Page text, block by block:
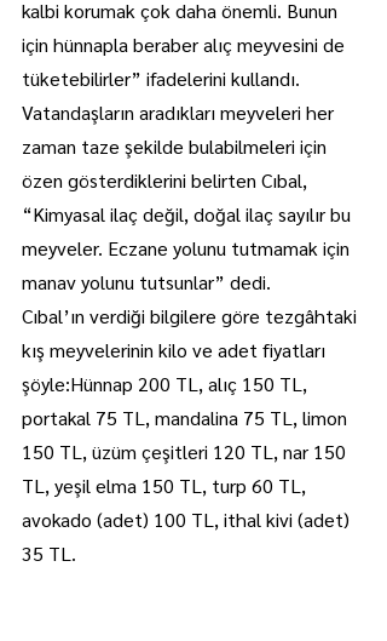
kalbi korumak çok daha önemli. Bunun
için hünnapla beraber alıç meyvesini de
tüketebilirler” ifadelerini kullandı.
Vatandaşların aradıkları meyveleri her
zaman taze şekilde bulabilmeleri için
özen gösterdiklerini belirten Cıbal,
“Kimyasal ilaç değil, doğal ilaç sayılır bu
meyveler. Eczane yolunu tutmamak için
manav yolunu tutsunlar” dedi.
Cıbal’ın verdiği bilgilere göre tezgâhtaki
kış meyvelerinin kilo ve adet fiyatları
şöyle:Hünnap 200 TL, alıç 150 TL,
portakal 75 TL, mandalina 75 TL, limon
150 TL, üzüm çeşitleri 120 TL, nar 150
TL, yeşil elma 150 TL, turp 60 TL,
avokado (adet) 100 TL, ithal kivi (adet)
35 TL.